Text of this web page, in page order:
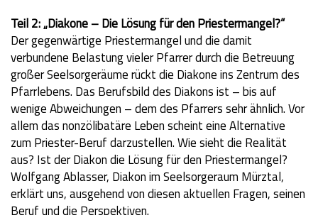
Teil 2:„Diakone – Die Lösung für den Priestermangel?“
Der gegenwärtige Priestermangel und die damit
verbundene Belastung vieler Pfarrer durch die Betreuung
großer Seelsorgeräume rückt die Diakone ins Zentrum des
Pfarrlebens. Das Berufsbild des Diakons ist – bis auf
wenige Abweichungen – dem des Pfarrers sehr ähnlich. Vor
allem das nonzölibatäre Leben scheint eine Alternative
zum Priester-Beruf darzustellen. Wie sieht die Realität
aus? Ist der Diakon die Lösung für den Priestermangel?
Wolfgang Ablasser, Diakon im Seelsorgeraum Mürztal,
erklärt uns, ausgehend von diesen aktuellen Fragen, seinen
Beruf und die Perspektiven.